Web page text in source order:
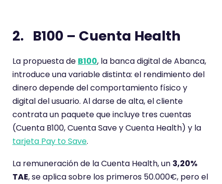
a
i
o
t
i
e
n
e
n
a
2. B100 – Cuenta Health
La propuesta de B100, la banca digital de Abanca,
introduce una variable distinta: el rendimiento del
dinero depende del comportamiento físico y
digital del usuario. Al darse de alta, el cliente
contrata un paquete que incluye tres cuentas
(Cuenta B100, Cuenta Save y Cuenta Health) y la
tarjeta Pay to Save.
La remuneración de la Cuenta Health, un 3,20%
TAE, se aplica sobre los primeros 50.000€, pero el